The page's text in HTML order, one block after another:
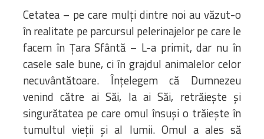
Cetatea – pe care mulți dintre noi au văzut-o
în realitate pe parcursul pelerinajelor pe care le
facem în Țara Sfântă – L-a primit, dar nu în
casele sale bune, ci în grajdul animalelor celor
necuvântătoare. Înțelegem că Dumnezeu
venind către ai Săi, la ai Săi, retrăiește și
singurătatea pe care omul însuși o trăiește în
tumultul vieții și al lumii. Omul a ales să